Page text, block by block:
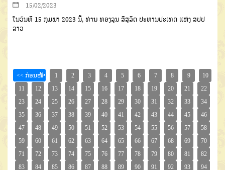
15/02/2023
ໃນວັນທີ 15 ກຸມພາ 2023 ນີ້, ທ່ານ ທອງລຸນ ສີສຸລິດ ປະທານປະເທດ ແຫ່ງ ສປປ
ລາວ